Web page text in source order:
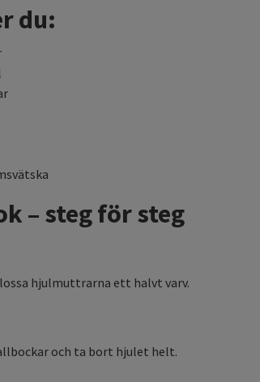
du:
– steg för steg
hjulmuttrarna ett halvt varv.
och ta bort hjulet helt.